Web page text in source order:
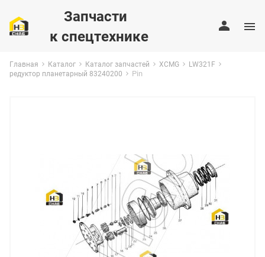
Запчасти
к спецтехнике
Главная Каталог Каталог запчастей XCMG
LW321F
редуктор планетарный 83240200
Pin